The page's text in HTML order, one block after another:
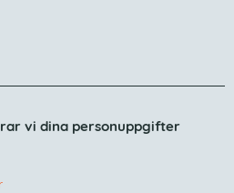
vi dina personuppgifter